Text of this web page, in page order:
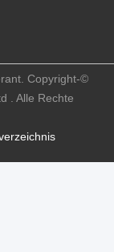
Copyright-©
. Alle Rechte